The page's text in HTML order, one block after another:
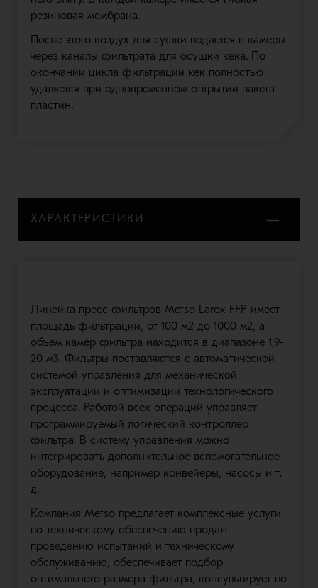
резиновая мембрана.
После этого воздух для сушки подается в камеры
через каналы фильтрата для осушки кека. По
окончании цикла фильтрации кек полностью
удаляется при одновременном открытии пакета
пластин.
ХАРАКТЕРИСТИКИ
Линейка пресс-фильтров Metso Larox FFP имеет
площадь фильтрации, от 100 м2 до 1000 м2, а
объем камер фильтра находится в диапазоне 1,9-
20 м3. Фильтры поставляются с автоматической
системой управления для механической
эксплуатации и оптимизации технологического
процесса. Работой всех операций управляет
программируемый логический контроллер
фильтра. В систему управления можно
интегрировать дополнительное вспомогательное
оборудование, например конвейеры, насосы и т.
д.
Компания Metso предлагает комплексные услуги
по техническому обеспечению продаж,
проведению испытаний и техническому
обслуживанию, обеспечивает подбор
оптимального размера фильтра, консультирует по